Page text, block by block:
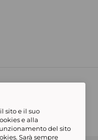
sito e il suo
e alla
del sito
Sarà sempre